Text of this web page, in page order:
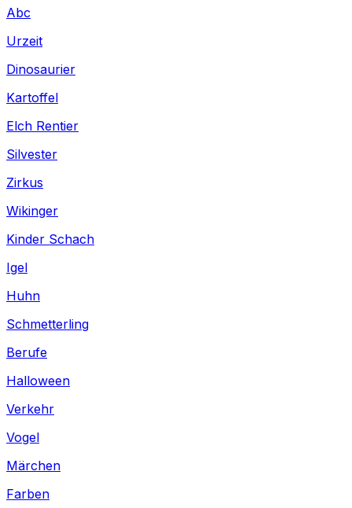
Abc
Urzeit
Dinosaurier
Kartoffel
Elch Rentier
Silvester
Zirkus
Wikinger
Kinder Schach
Igel
Huhn
Schmetterling
Berufe
Halloween
Verkehr
Vogel
Märchen
Farben